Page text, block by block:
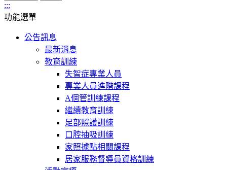
:::
功能選單
公告訊息
最新消息
教育訓練
失智症專業人員
專業人員進階課程
A個管訓練課程
繼續教育訓練
足部照護訓練
口腔抽吸訓練
家照據點相關課程
居家服務督導員資格訓練